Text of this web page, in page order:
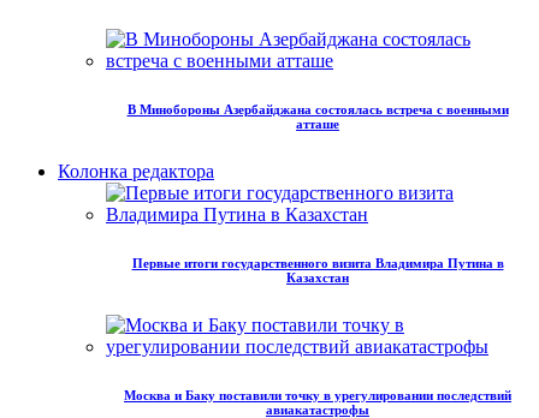
В Минобороны Азербайджана состоялась встреча с военными
атташе
Колонка редактора
Первые итоги государственного визита Владимира Путина в
Казахстан
Москва и Баку поставили точку в урегулировании последствий
авиакатастрофы